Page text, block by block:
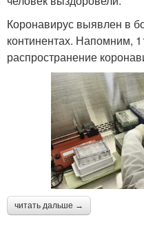
Коронавирус выявлен в
континентах. Напомним,
распространение
читать дальше →